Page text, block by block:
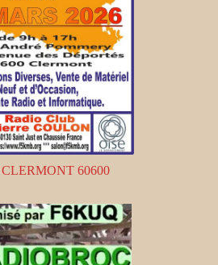
CLERMONT 60600